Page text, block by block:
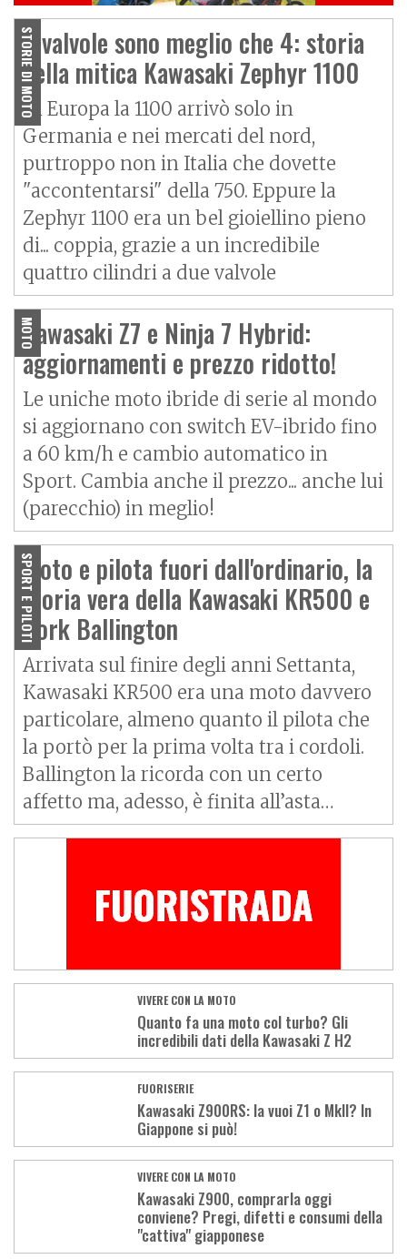
STORIE DI MOTO
2 valvole sono meglio che 4: storia
della mitica Kawasaki Zephyr 1100
In Europa la 1100 arrivò solo in
Germania e nei mercati del nord,
purtroppo non in Italia che dovette
"accontentarsi" della 750. Eppure la
Zephyr 1100 era un bel gioiellino pieno
di... coppia, grazie a un incredibile
quattro cilindri a due valvole
MOTO
Kawasaki Z7 e Ninja 7 Hybrid:
aggiornamenti e prezzo ridotto!
Le uniche moto ibride di serie al mondo
si aggiornano con switch EV-ibrido fino
a 60 km/h e cambio automatico in
Sport. Cambia anche il prezzo... anche lui
(parecchio) in meglio!
SPORT E PILOTI
Moto e pilota fuori dall'ordinario, la
storia vera della Kawasaki KR500 e
Kork Ballington
Arrivata sul finire degli anni Settanta,
Kawasaki KR500 era una moto davvero
particolare, almeno quanto il pilota che
la portò per la prima volta tra i cordoli.
Ballington la ricorda con un certo
affetto ma, adesso, è finita all’asta…
VIVERE CON LA MOTO
Quanto fa una moto col turbo? Gli
incredibili dati della Kawasaki Z H2
FUORISERIE
Kawasaki Z900RS: la vuoi Z1 o MkII? In
Giappone si può!
VIVERE CON LA MOTO
Kawasaki Z900, comprarla oggi
conviene? Pregi, difetti e consumi della
"cattiva" giapponese